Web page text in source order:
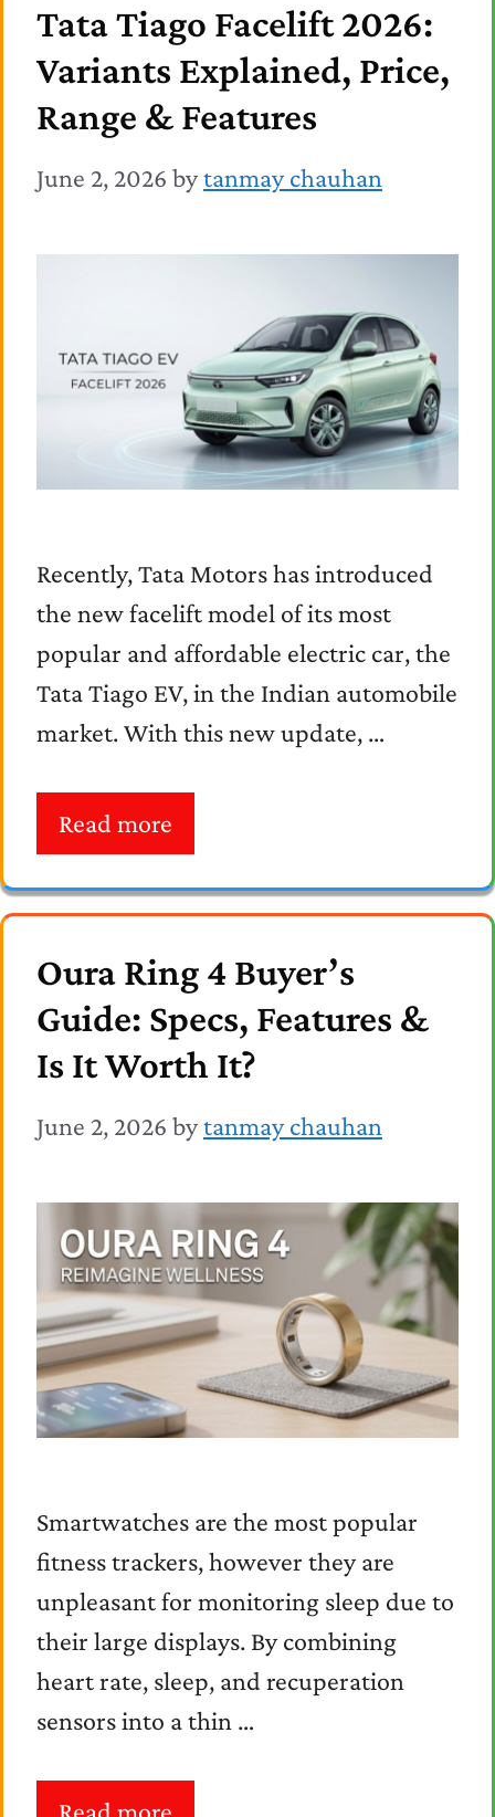
Tata Tiago Facelift 2026:
Variants Explained, Price,
Range & Features
June 2, 2026 bytanmay chauhan
Recently, Tata Motors has introduced
the new facelift model of its most
popular and affordable electric car, the
Tata Tiago EV, in the Indian automobile
market. With this new update, …
Read more
Oura Ring 4 Buyer’s
Guide: Specs, Features &
Is It Worth It?
June 2, 2026 bytanmay chauhan
Smartwatches are the most popular
fitness trackers, however they are
unpleasant for monitoring sleep due to
their large displays. By combining
heart rate, sleep, and recuperation
sensors into a thin …
Read more